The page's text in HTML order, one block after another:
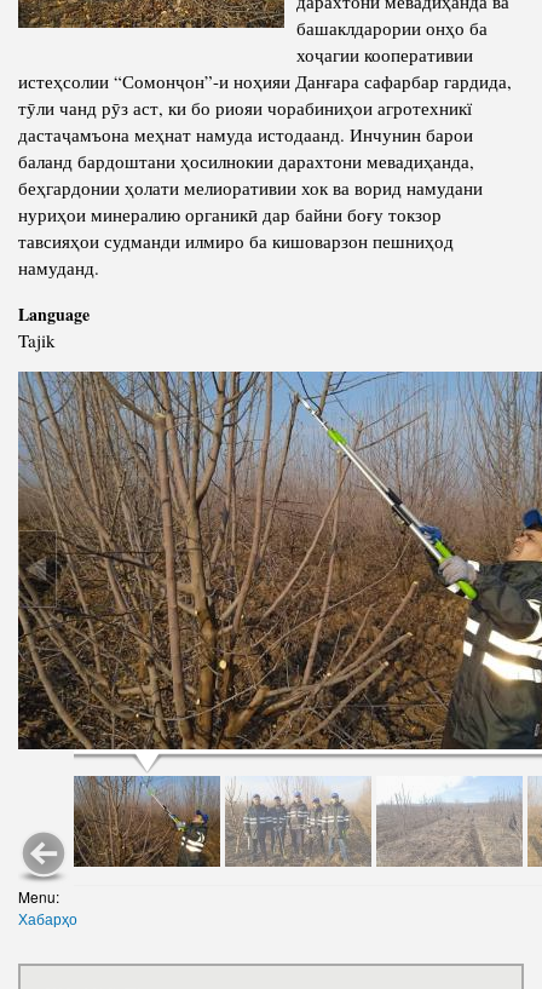
Competency
Biography
Books
Articles
Press Center
PRESIDENT OF THE REPUBLIC OF TAJIKISTAN
Struture of the Institute
Directors and Staff
History of Directors
башаклдарории онҳо ба
хоҷагии кооперативии
истеҳсолии “Сомонҷон”-и ноҳияи Данғара сафарбар гардида,
тӯли чанд рӯз аст, ки бо риояи чорабиниҳои агротехникї
дастаҷамъона меҳнат намуда истодаанд. Инчунин барои
баланд бардоштани ҳосилнокии дарахтони мевадиҳанда,
беҳгардонии ҳолати мелиоративии хок ва ворид намудани
нуриҳои минералию органикӣ дар байни боғу токзор
тавсияҳои судманди илмиро ба кишоварзон пешниҳод
намуданд.
Language
Tajik
Menu:
Хабарҳо